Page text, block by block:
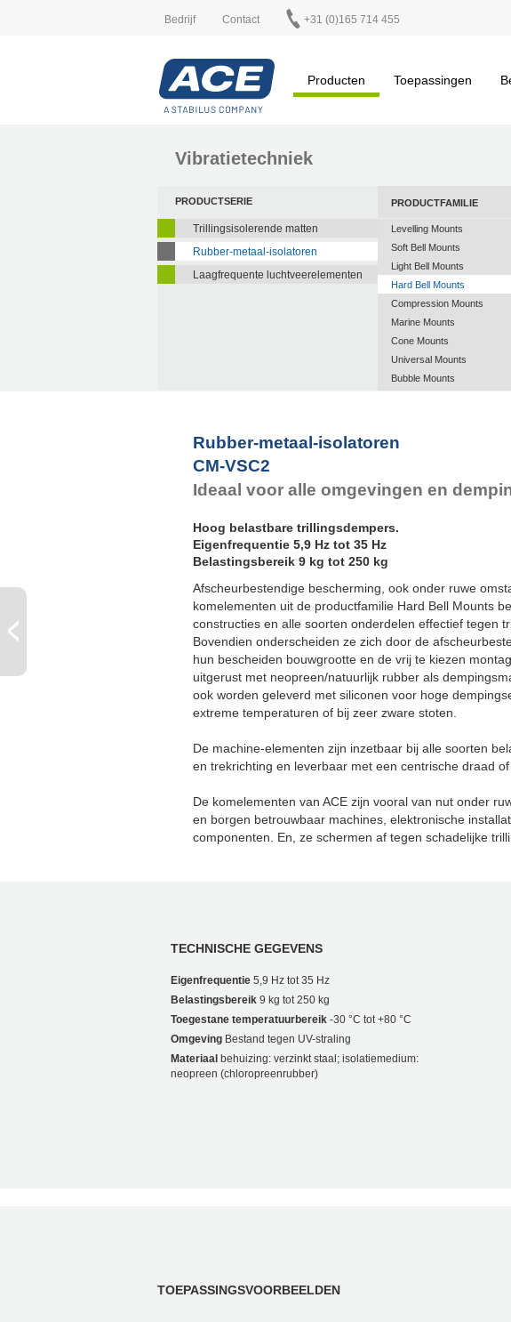
Bedrijf Contact +31 (0)165 714 455
Producten Toepassingen
Vibratietechniek
PRODUCTSERIE
Trillingsisolerende matten
Rubber-metaal-isolatoren
Laagfrequente luchtveerelementen
PRODUCTFAMILIE
Levelling Mounts
Soft Bell Mounts
Light Bell Mounts
Hard Bell Mounts
Compression Mounts
Marine Mounts
Cone Mounts
Universal Mounts
Bubble Mounts
Rubber-metaal-isolatoren
CM-VSC2
Ideaal voor alle omgevingen en
Hoog belastbare trillingsdempers.
Eigenfrequentie 5,9 Hz tot 35 Hz
Belastingsbereik 9 kg tot 250 kg
Afscheurbestendige bescherming, ook onder ruwe
komelementen uit de productfamilie Hard Bell Mounts
constructies en alle soorten onderdelen effectief tegen
Bovendien onderscheiden ze zich door de
hun bescheiden bouwgrootte en de vrij te kiezen
uitgerust met neopreen/natuurlijk rubber als
ook worden geleverd met siliconen voor hoge
extreme temperaturen of bij zeer zware stoten.
De machine-elementen zijn inzetbaar bij alle soorten
en trekrichting en leverbaar met een centrische draad of
De komelementen van ACE zijn vooral van nut onder
en borgen betrouwbaar machines, elektronische
componenten. En, ze schermen af tegen schadelijke
TECHNISCHE GEGEVENS
Eigenfrequentie 5,9 Hz tot 35 Hz
Belastingsbereik 9 kg tot 250 kg
Toegestane temperatuurbereik -30 °C tot +80 °C
Omgeving Bestand tegen UV-straling
Materiaal behuizing: verzinkt staal; isolatiemedium:
neopreen (chloropreenrubber)
TOEPASSINGSVOORBEELDEN